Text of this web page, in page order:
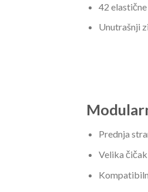
42
Unutrašnji
Prednja
Velika